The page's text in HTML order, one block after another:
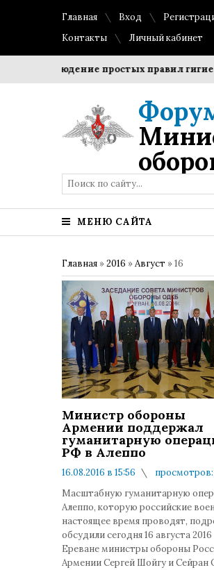
Главная Вход
Контакты
Личный кабинет
Соблюдение простых правил
МЕНЮ САЙТА
Главная »2016 »Август »16
Министр обороны
Армении поддержал
гуманитарную
РФ в Алеппо
16.08.2016 в 15:56
просмотров:
комментариев: 0
Масштабную гуманитарную
Алеппо, которую российские
настоящее время проводят,
обсудили сегодня 16 августа
Ереване министры обороны
Армении Сергей Шойгу и Сейран